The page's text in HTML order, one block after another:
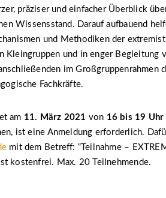
präziser und einfacher Überblick
Wissensstand. Darauf aufbauend
und Methodiken der
Kleingruppen und in enger Begleitung
im Großgruppenrahmen
Fachkräfte.
am 11. März 2021 von 16 bis 19 Uhr
ist eine Anmeldung erforderlich.
mit dem Betreff: “Teilnahme –
kostenfrei. Max. 20 Teilnehmende.